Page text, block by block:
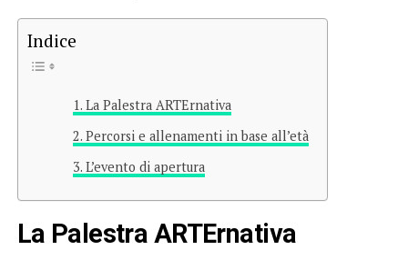
Indice
La Palestra ARTErnativa
Percorsi e allenamenti in base all’età
L’evento di apertura
La Palestra ARTErnativa